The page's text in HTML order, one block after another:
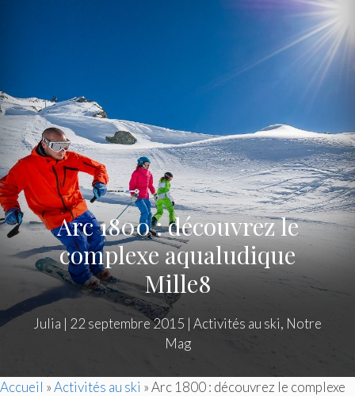
Arc 1800 : découvrez le
complexe aqualudique
Mille8
Julia | 22 septembre 2015 | Activités au ski, Notre
Mag
Accueil »Activités au ski »Arc 1800 : découvrez le complexe